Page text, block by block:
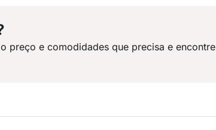
preço e comodidades que precisa e encontre